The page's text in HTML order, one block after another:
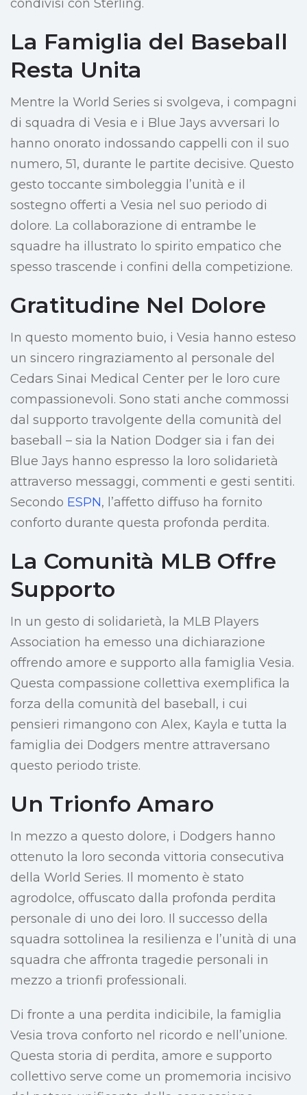
condivisi con Sterling.
La Famiglia del Baseball
Resta Unita
Mentre la World Series si svolgeva, i compagni
di squadra di Vesia e i Blue Jays avversari lo
hanno onorato indossando cappelli con il suo
numero, 51, durante le partite decisive. Questo
gesto toccante simboleggia l’unità e il
sostegno offerti a Vesia nel suo periodo di
dolore. La collaborazione di entrambe le
squadre ha illustrato lo spirito empatico che
spesso trascende i confini della competizione.
Gratitudine Nel Dolore
In questo momento buio, i Vesia hanno esteso
un sincero ringraziamento al personale del
Cedars Sinai Medical Center per le loro cure
compassionevoli. Sono stati anche commossi
dal supporto travolgente della comunità del
baseball – sia la Nation Dodger sia i fan dei
Blue Jays hanno espresso la loro solidarietà
attraverso messaggi, commenti e gesti sentiti.
Secondo ESPN, l’affetto diffuso ha fornito
conforto durante questa profonda perdita.
La Comunità MLB Offre
Supporto
In un gesto di solidarietà, la MLB Players
Association ha emesso una dichiarazione
offrendo amore e supporto alla famiglia Vesia.
Questa compassione collettiva exemplifica la
forza della comunità del baseball, i cui
pensieri rimangono con Alex, Kayla e tutta la
famiglia dei Dodgers mentre attraversano
questo periodo triste.
Un Trionfo Amaro
In mezzo a questo dolore, i Dodgers hanno
ottenuto la loro seconda vittoria consecutiva
della World Series. Il momento è stato
agrodolce, offuscato dalla profonda perdita
personale di uno dei loro. Il successo della
squadra sottolinea la resilienza e l’unità di una
squadra che affronta tragedie personali in
mezzo a trionfi professionali.
Di fronte a una perdita indicibile, la famiglia
Vesia trova conforto nel ricordo e nell’unione.
Questa storia di perdita, amore e supporto
collettivo serve come un promemoria incisivo